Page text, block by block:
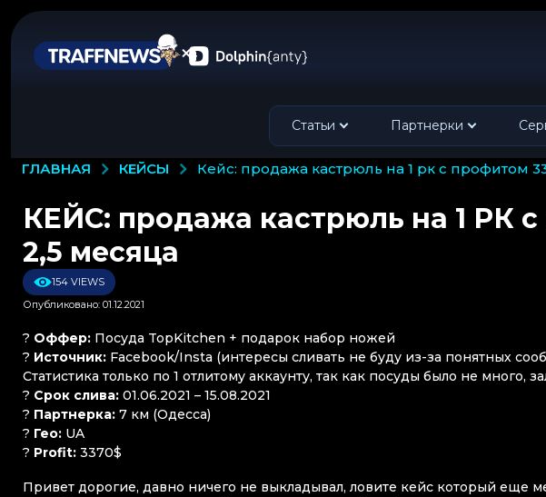
Статьи Партнерки
ГЛАВНАЯ КЕЙСЫ кейс: продажа кастрюль на 1 рк с профитом
КЕЙС: продажа кастрюль на 1 РК
2,5 месяца
154 VIEWS
Опубликовано: 01.12.2021
? Оффер: Посуда TopKitchen + подарок набор ножей
? Источник: Facebook/Insta (интересы сливать не буду из-за понятных
Статистика только по 1 отлитому аккаунту, так как посуды было не много,
? Срок слива: 01.06.2021 – 15.08.2021
? Партнерка: 7 км (Одесса)
? Гео: UA
? Profit: 3370$
Привет дорогие, давно ничего не выкладывал, ловите кейс который еще